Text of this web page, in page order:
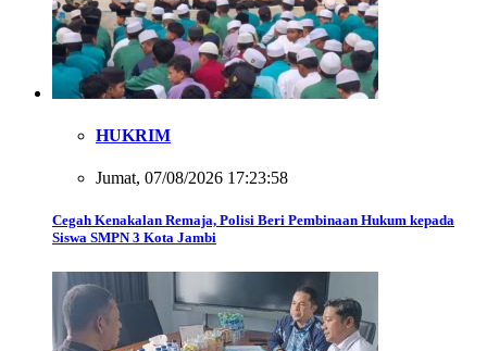
HUKRIM
Jumat, 07/08/2026 17:23:58
Cegah Kenakalan Remaja, Polisi Beri Pembinaan Hukum kepada
Siswa SMPN 3 Kota Jambi